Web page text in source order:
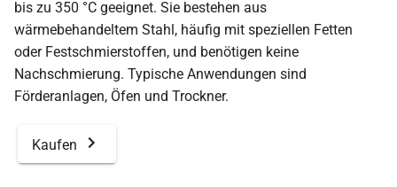
bis zu 350 °C geeignet. Sie bestehen aus
wärmebehandeltem Stahl, häufig mit speziellen Fetten
oder Festschmierstoffen, und benötigen keine
Nachschmierung. Typische Anwendungen sind
Förderanlagen, Öfen und Trockner.
Kaufen